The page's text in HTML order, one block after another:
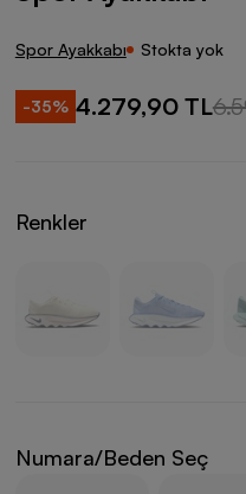
Spor Ayakkabı Stokta yok
-35% 4.279,90 TL
Renkler
Numara/Beden Seç